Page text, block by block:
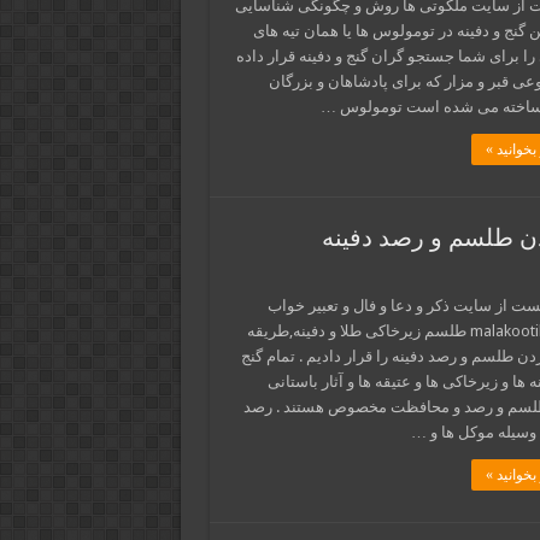
از سایت ملکوتی ها روش و چگونگی شناسایی
گنج و دفینه در تومولوس ها یا همان تیه های
را برای شما جستجو گران گنج و دفینه قرار داده
قبر و مزار که برای پادشاهان و بزرگان
می شده است تومولوس …
»
طلسم و رصد دفینه
از سایت ذکر و دعا و فال و تعبیر خواب
malakootiha.com طلسم زیرخاکی طلا و دفینه,طریقه
طلسم و رصد دفینه را قرار دادیم . تمام گنج
ها و زیرخاکی ها و عتیقه ها و آثار باستانی
و رصد و محافظت مخصوص هستند . رصد
وسیله موکل ها و …
»